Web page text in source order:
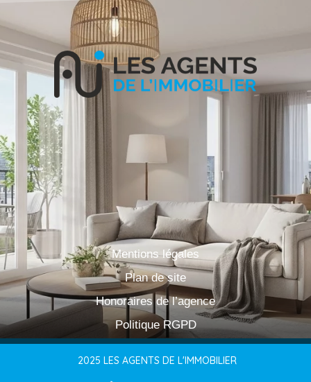
Mentions légales
Plan de site
Honoraires de l’agence
Politique RGPD
2025 LES AGENTS DE L'IMMOBILIER